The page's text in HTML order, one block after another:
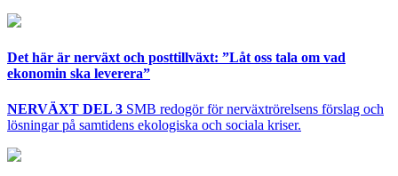
Det här är nerväxt och posttillväxt: ”Låt oss tala om vad
ekonomin ska leverera”
NERVÄXT DEL 3 SMB redogör för nerväxtrörelsens förslag och
lösningar på samtidens ekologiska och sociala kriser.